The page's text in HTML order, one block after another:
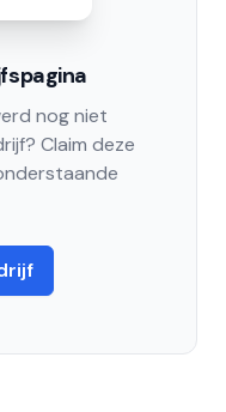
nog niet
Claim deze